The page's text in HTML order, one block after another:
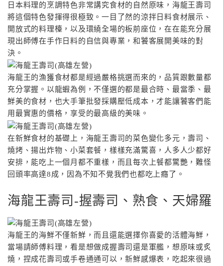
日本料理的烹調特色非常講究食材的自然原味，海龍王壽司
將這個特色發揮得很極致。一目了然的涼拌日料食材展示、
開放式的料理檯，以及環繞全場的板前座位，在在能充分展
現出師傅在手作日料的自信與專業，和饕客展開美味的對
決。
海龍王的漁獲食材都是經過嚴格挑選而來的，品質跟數量都
充分掌握。以龍蝦為例，不僅選的都是最合時、最當季、最
鮮美的食材，也大手筆批發採購壓低成本，才能讓饕客們能
用最實惠的價格，享受的最高級的美味。
在新鮮食材的基礎上，海龍王壽司的菜色變化多元，壽司、
燒烤、揚出炸物、小菜套餐，樣樣充滿驚喜，人多人少都好
安排，能吃上一個月都不重樣，而且每次上餐都驚艷，難怪
回頭率高達8成，因為不知不覺我們也都吃上癮了。
海龍王壽司-握壽司、熟食、天婦羅
海龍王的海鮮不僅新鮮，而且還能選擇你喜愛的活體海鮮，
當場請師傅料理，看是想做成握壽司還是軍艦，想原味或炙
燒，捏成花壽司或手卷通通可以，新鮮感爆表，吃起來很過